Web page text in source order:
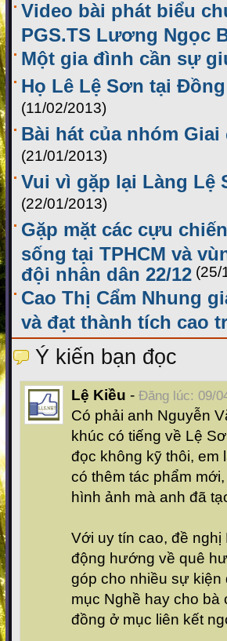
Video bài phát biểu
PGS.TS Lương Ngọc
Một gia đình cần sự
Họ Lê Lệ Sơn tại
(11/02/2013)
Bài hát của nhóm
(21/01/2013)
Vui vì gặp lại Làng
(22/01/2013)
Gặp mặt các cựu
sống tại TPHCM và
đội nhân dân 22/12 (25/
Cao Thị Cẩm Nhung
và đạt thành tích cao
Ý kiến bạn đọc
Lệ Kiều - Đăng lúc: 09/
Có phải anh Nguyễn
khúc có tiếng về Lệ
đọc không kỹ thôi, em
có thêm tác phẩm
hình ảnh mà anh đã
Với uy tín cao, đề
động hướng về quê
góp cho nhiều sự
mục Nghề hay cho
đồng ở mục liên kết